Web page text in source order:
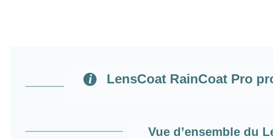
LensCoat RainCoat Pro
Vue d’ensemble du